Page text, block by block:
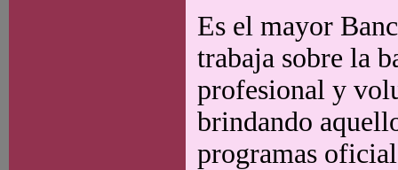
Es el mayor
trabaja sobre la
profesional y
brindando
programas